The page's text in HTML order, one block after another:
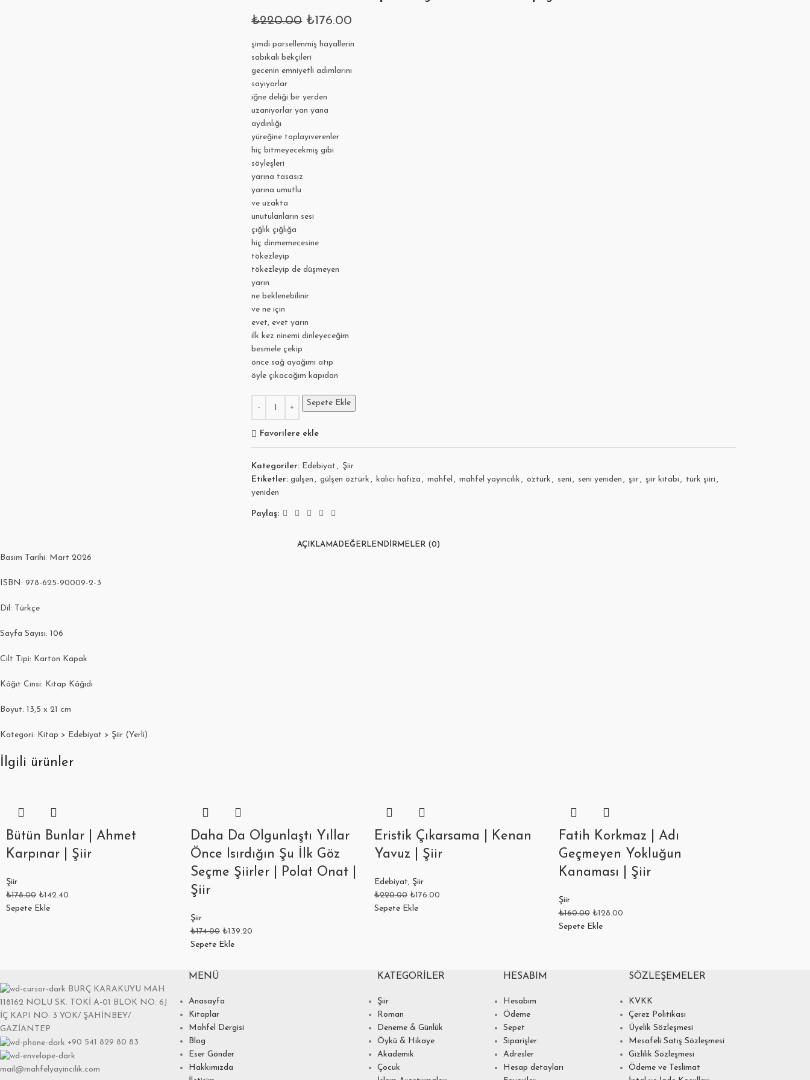
₺220.00 ₺176.00
şimdi parsellenmiş hayallerin
sabıkalı bekçileri
gecenin emniyetli adımlarını
sayıyorlar
iğne deliği bir yerden
uzanıyorlar yan yana
aydınlığı
yüreğine toplayıverenler
hiç bitmeyecekmiş gibi
söyleşleri
yarına tasasız
yarına umutlu
ve uzakta
unutulanların sesi
çığlık çığlığa
hiç dinmemecesine
tökezleyip
tökezleyip de düşmeyen
yarın
ne beklenebilinir
ve ne için
evet, evet yarın
ilk kez ninemi dinleyeceğim
besmele çekip
önce sağ ayağımı atıp
öyle çıkacağım kapıdan
Sepete Ekle
Favorilere ekle
Kategoriler: Edebiyat , Şiir
Etiketler: gülşen , gülşen öztürk , kalıcı hafıza , mahfel , mahfel yayıncılık , öztürk , seni , seni yeniden , şiir, şiir kitabı , türk şiiri ,
yeniden
Paylaş:
AÇIKLAMADEĞERLENDIRMELER (0)
Basım Tarihi: Mart 2026
ISBN: 978-625-90009-2-3
Dil: Türkçe
Sayfa Sayısı: 106
Cilt Tipi: Karton Kapak
Kâğıt Cinsi: Kitap Kâğıdı
Boyut: 13,5 x 21 cm
Kategori: Kitap > Edebiyat > Şiir (Yerli)
İlgili ürünler
Bütün Bunlar | Ahmet
Karpınar | Şiir
Şiir
₺178.00 ₺142.40
Sepete Ekle
Daha Da Olgunlaştı Yıllar
Önce Isırdığın Şu İlk Göz
Seçme Şiirler | Polat Onat |
Şiir
Şiir
₺174.00 ₺139.20
Sepete Ekle
Eristik Çıkarsama | Kenan
Yavuz | Şiir
Edebiyat, Şiir
₺220.00 ₺176.00
Sepete Ekle
Fatih Korkmaz | Adı
Geçmeyen Yokluğun
Kanaması | Şiir
Şiir
₺160.00 ₺128.00
Sepete Ekle
BURÇ KARAKUYU MAH.
118162 NOLU SK. TOKİ A-01 BLOK NO: 6J
İÇ KAPI NO: 3 YOK/ ŞAHİNBEY/
GAZİANTEP
+90 541 829 80 83
mail@mahfelyayincilik.com
MENÜ
Anasayfa
Kitaplar
Mahfel Dergisi
Blog
Eser Gönder
Hakkımızda
KATEGORILER
Şiir
Roman
Deneme & Günlük
Öykü & Hikaye
Akademik
Çocuk
HESABIM
Hesabım
Ödeme
Sepet
Siparişler
Adresler
Hesap detayları
SÖZLEŞEMELER
KVKK
Çerez Politikası
Üyelik Sözleşmesi
Mesafeli Satış Sözleşmesi
Gizlilik Sözleşmesi
Ödeme ve Teslimat